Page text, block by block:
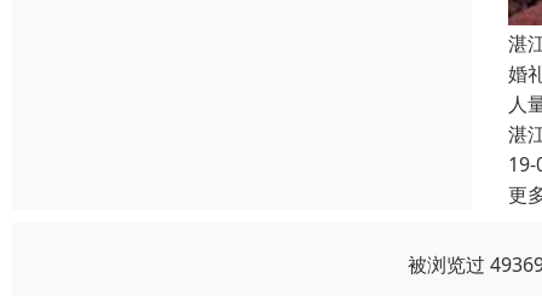
湛
婚
人
湛
19-
更
被浏览过